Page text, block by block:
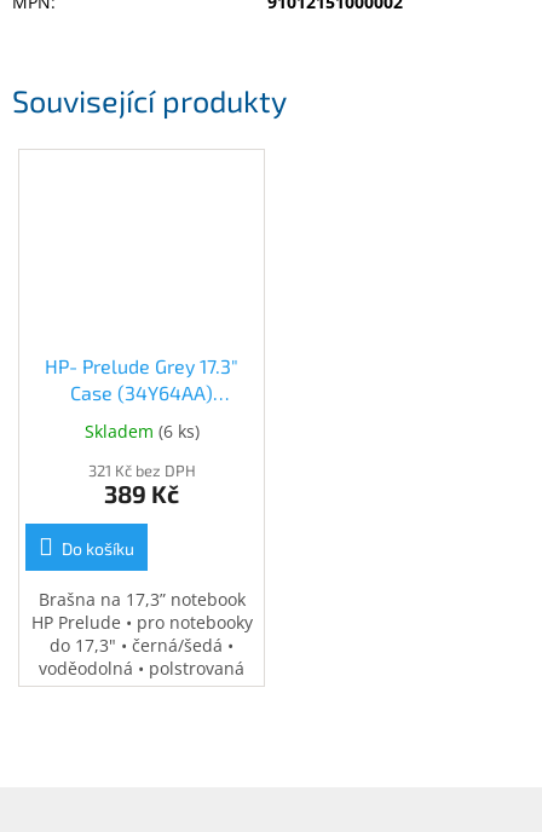
Inpraise
MILESIGHT
Související produkty
HP- Prelude Grey 17.3"
Case (34Y64AA)
(34Y64AA)
Skladem (6 ks)
321 Kč bez DPH
389 Kč
Do košíku
Brašna na 17,3” notebook
HP Prelude • pro notebooky
do 17,3" • černá/šedá •
voděodolná • polstrovaná
přihrádka na notebook •